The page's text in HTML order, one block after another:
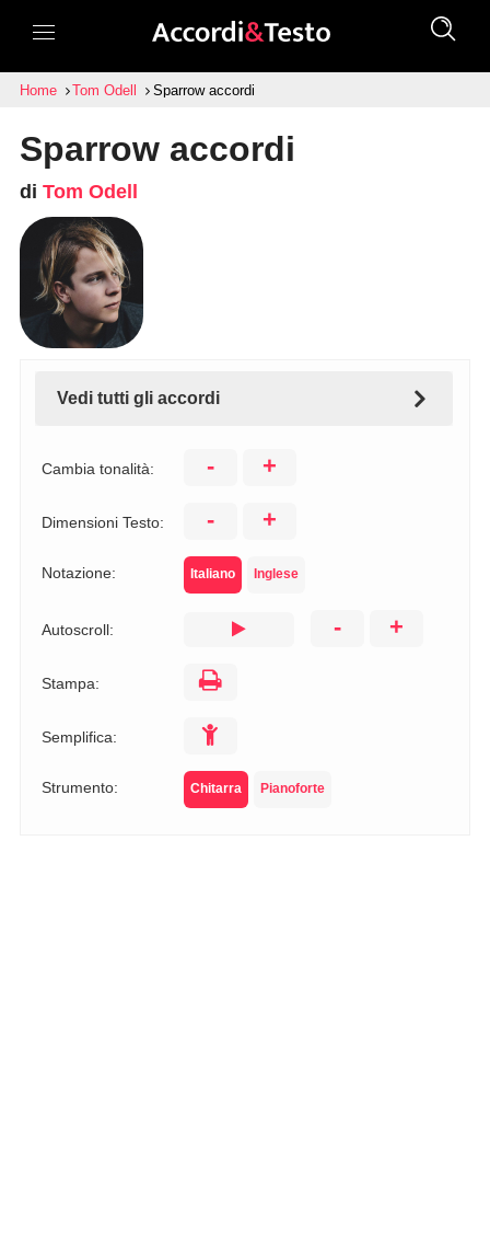
Home Tom Odell Sparrow accordi
Sparrow accordi
di Tom Odell
Vedi tutti gli accordi
Cambia tonalità: - +
Dimensioni Testo: - +
Notazione: Italiano Inglese
Autoscroll: - +
Stampa:
Semplifica:
Strumento: Chitarra Pianoforte